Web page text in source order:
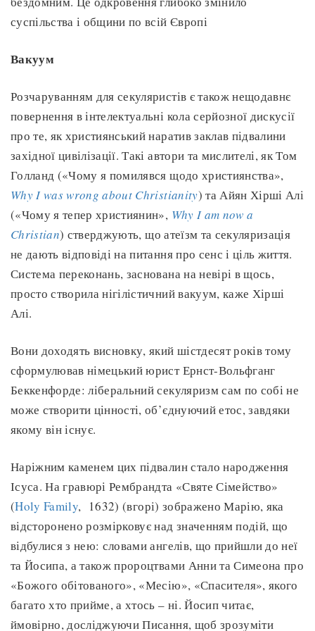
суспільства і общини по всій Європі
Вакуум
Розчаруванням для секуляристів є також нещодавнє
повернення в інтелектуальні кола серйозної дискусії
про те, як християнський наратив заклав підвалини
західної цивілізації. Такі автори та мислителі, як Том
Голланд («Чому я помилявся щодо християнства»,
Why I was wrong about Christianity) та Айян Хірші Алі
(«Чому я тепер християнин», Why I am now a
Christian) стверджують, що атеїзм та секуляризація
не дають відповіді на питання про сенс і ціль життя.
Система переконань, заснована на невірі в щось,
просто створила нігілістичний вакуум, каже Хірші
Алі.
Вони доходять висновку, який шістдесят років тому
сформулював німецький юрист Ернст-Вольфганг
Беккенфорде: ліберальний секуляризм сам по собі не
може створити цінності, об’єднуючий етос, завдяки
якому він існує.
Наріжним каменем цих підвалин стало народження
Ісуса. На гравюрі Рембрандта «Святе Сімейство»
(Holy Family, 1632) (вгорі) зображено Марію, яка
відсторонено розмірковує над значенням подій, що
відбулися з нею: словами ангелів, що прийшли до неї
та Йосипа, а також пророцтвами Анни та Симеона про
«Божого обітованого», «Месію», «Спасителя», якого
багато хто прийме, а хтось – ні. Йосип читає,
ймовірно, досліджуючи Писання, щоб зрозуміти